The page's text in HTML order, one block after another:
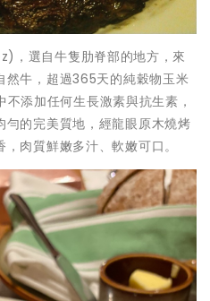
，選自牛隻肋脊部的地方，來
然牛，超過365天的純穀物玉米
添加任何生長激素與抗生素，
的完美質地，經龍眼原木燒烤
肉質鮮嫩多汁、軟嫩可口。